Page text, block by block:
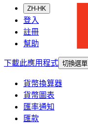
ZH-HK
登入
註冊
幫助
下載此應用程式 切換選單
貨幣換算器
貨幣圖表
匯率通知
匯款